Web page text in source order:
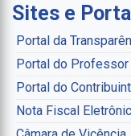
Sites e
Portal da
Portal do Professor
Portal do
Nota Fiscal